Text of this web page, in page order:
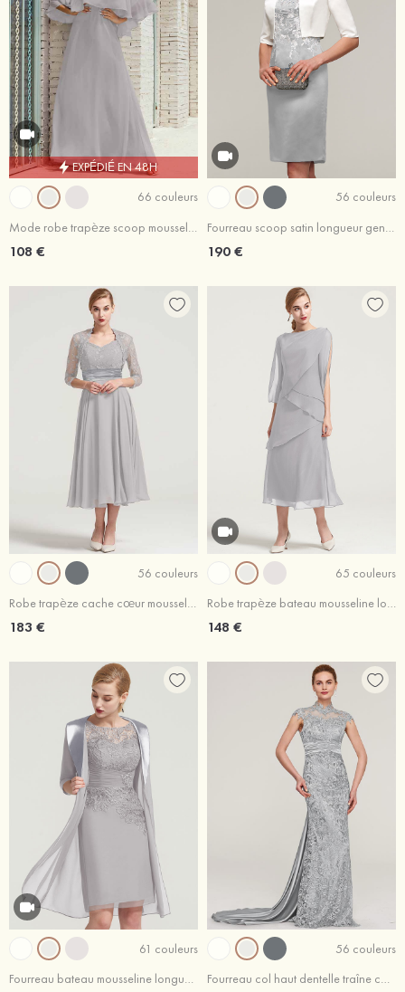
EXPÉDIÉ EN 48H
66 couleurs
Mode robe trapèze scoop mousseline longueur ras du sol robe de mère de la mariée
108 €
56 couleurs
Fourreau scoop satin longueur genou robe de mère de la mariée avec appliqué veste
190 €
56 couleurs
Robe trapèze cache cœur mousseline longueur mollet robe de mère de la mariée avec plissé veste
183 €
65 couleurs
Robe trapèze bateau mousseline longueur mollet robe de mère de la mariée avec volants
148 €
61 couleurs
Fourreau bateau mousseline longueur genou robe de mère de la mariée avec appliqué veste
56 couleurs
Fourreau col haut dentelle traîne cour robe de mère de la mariée avec plissé